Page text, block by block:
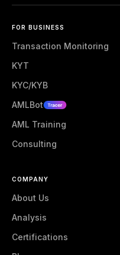
FOR BUSINESS
Transaction Monitoring
KYT
KYC/KYB
AMLBot
AML Training
Consulting
COMPANY
About Us
Analysis
Certifications